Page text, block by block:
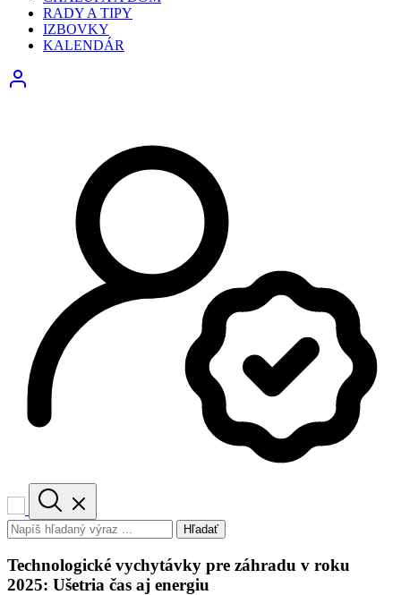
RADY A TIPY
IZBOVKY
KALENDÁR
Hľadať
Technologické vychytávky pre záhradu v roku
2025: Ušetria čas aj energiu